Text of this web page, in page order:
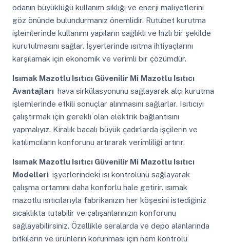
odanın büyüklüğü kullanım sıklığı ve enerji maliyetlerini
göz önünde bulundurmanız önemlidir. Rutubet kurutma
işlemlerinde kullanımı yapıların sağlıklı ve hızlı bir şekilde
kurutulmasını sağlar. İşyerlerinde ısıtma ihtiyaçlarını
karşılamak için ekonomik ve verimli bir çözümdür.
Isımak Mazotlu Isıtıcı Güvenilir Mi Mazotlu Isıtıcı
Avantajları hava sirkülasyonunu sağlayarak alçı kurutma
işlemlerinde etkili sonuçlar alınmasını sağlarlar. Isıtıcıyı
çalıştırmak için gerekli olan elektrik bağlantısını
yapmalıyız. Kiralık bacalı büyük çadırlarda işçilerin ve
katılımcıların konforunu artırarak verimliliği artırır.
Isımak Mazotlu Isıtıcı Güvenilir Mi Mazotlu Isıtıcı
Modelleri işyerlerindeki ısı kontrolünü sağlayarak
çalışma ortamını daha konforlu hale getirir. ısımak
mazotlu ısıtıcılarıyla fabrikanızın her köşesini istediğiniz
sıcaklıkta tutabilir ve çalışanlarınızın konforunu
sağlayabilirsiniz. Özellikle seralarda ve depo alanlarında
bitkilerin ve ürünlerin korunması için nem kontrolü